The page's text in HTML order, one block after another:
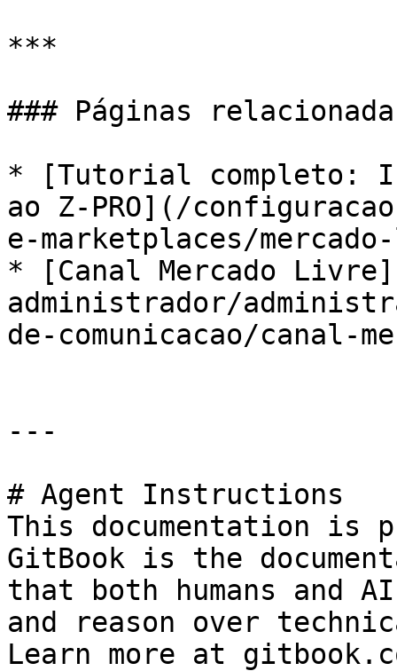
***
### Páginas
* [Tutorial completo:
ao Z-PRO](/
e-marketplaces/
* [Canal Mercado
administrador/
de-comunicacao/canal-
---
# Agent Instructions
This documentation is
GitBook is the
that both humans and
and reason over
Learn more at